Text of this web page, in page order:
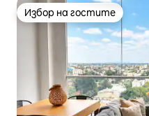
Избор на гостите
Избор на гостите